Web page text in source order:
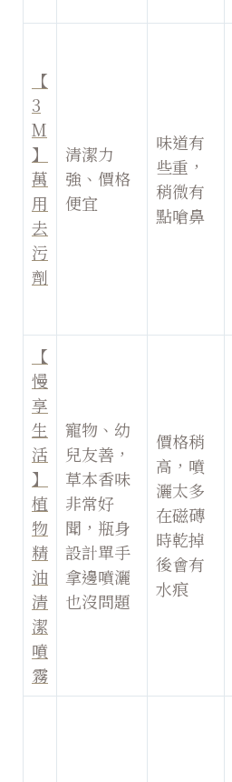
【
3
M
】
萬
用
去
污
劑
清潔力
強、價格
便宜
味道有
些重，
稍微有
點嗆鼻
【
慢
享
生
活
】
植
物
精
油
清
潔
噴
霧
寵物、幼
兒友善，
草本香味
非常好
聞，瓶身
設計單手
拿邊噴灑
也沒問題
價格稍
高，噴
灑太多
在磁磚
時乾掉
後會有
水痕